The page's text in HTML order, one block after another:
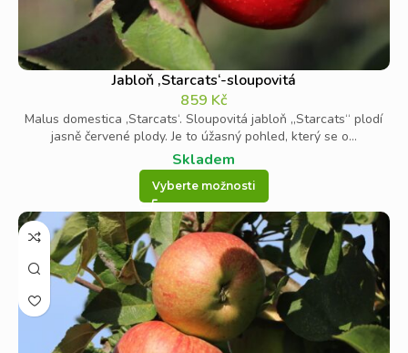
Jabloň ‚Starcats‘-sloupovitá
859 Kč
Malus domestica ‚Starcats‘. Sloupovitá jabloň „Starcats“ plodí
jasně červené plody. Je to úžasný pohled, který se o...
Skladem
Vyberte možnosti